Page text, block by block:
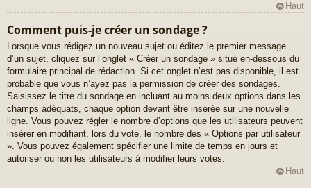
Haut
Comment puis-je créer un sondage ?
Lorsque vous rédigez un nouveau sujet ou éditez le premier message
d’un sujet, cliquez sur l’onglet « Créer un sondage » situé en-dessous du
formulaire principal de rédaction. Si cet onglet n’est pas disponible, il est
probable que vous n’ayez pas la permission de créer des sondages.
Saisissez le titre du sondage en incluant au moins deux options dans les
champs adéquats, chaque option devant être insérée sur une nouvelle
ligne. Vous pouvez régler le nombre d’options que les utilisateurs peuvent
insérer en modifiant, lors du vote, le nombre des « Options par utilisateur
». Vous pouvez également spécifier une limite de temps en jours et
autoriser ou non les utilisateurs à modifier leurs votes.
Haut